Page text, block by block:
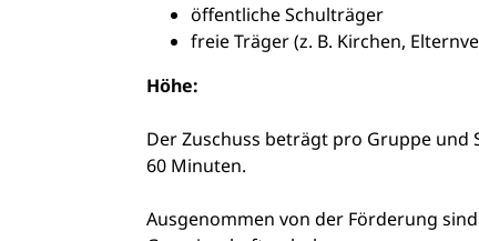
öffentliche Schulträger
freie Träger (z. B. Kirchen,
Höhe:
Der Zuschuss beträgt pro Gruppe und
60 Minuten.
Ausgenommen von der Förderung